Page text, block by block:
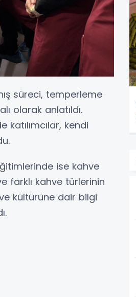
süreci, temperleme
olarak anlatıldı.
kendi
ise kahve
farklı kahve türlerinin
kültürüne dair bilgi